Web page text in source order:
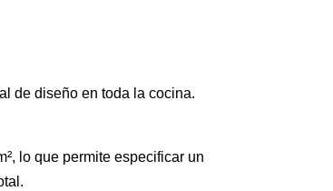
de diseño en toda la cocina.
lo que permite especificar un